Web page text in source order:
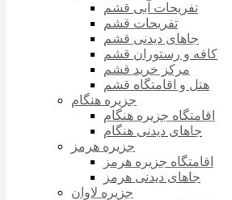
تفریحات آبی قشم
تفریحات قشم
جاهای دیدنی قشم
کافه و رستوران قشم
مرکز خرید قشم
هتل و اقامتگاه قشم
جزیره هنگام
اقامتگاه جزیره هنگام
جاهای دیدنی هنگام
جزیره هرمز
اقامتگاه جزیره هرمز
جاهای دیدنی هرمز
جزیره لاوان